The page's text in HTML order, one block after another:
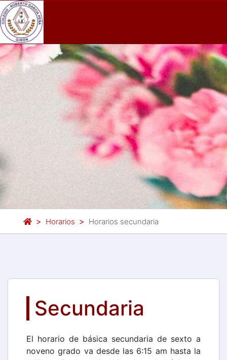
Horarios Horarios secundaria
Secundaria
El horario de básica secundaria de sexto a
noveno grado va desde las 6:15 am hasta la